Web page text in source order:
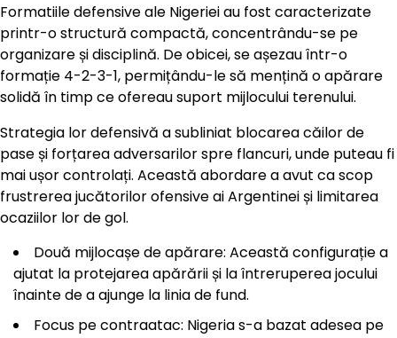
Formatiile defensive ale Nigeriei au fost caracterizate
printr-o structură compactă, concentrându-se pe
organizare și disciplină. De obicei, se așezau într-o
formație 4-2-3-1, permițându-le să mențină o apărare
solidă în timp ce ofereau suport mijlocului terenului.
Strategia lor defensivă a subliniat blocarea căilor de
pase și forțarea adversarilor spre flancuri, unde puteau fi
mai ușor controlați. Această abordare a avut ca scop
frustrerea jucătorilor ofensive ai Argentinei și limitarea
ocaziilor lor de gol.
Două mijlocașe de apărare: Această configurație a
ajutat la protejarea apărării și la întreruperea jocului
înainte de a ajunge la linia de fund.
Focus pe contraatac: Nigeria s-a bazat adesea pe